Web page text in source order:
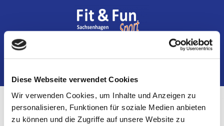
Diese Webseite verwendet Cookies
Wir verwenden Cookies, um Inhalte und Anzeigen zu
personalisieren, Funktionen für soziale Medien anbieten
zu können und die Zugriffe auf unsere Website zu